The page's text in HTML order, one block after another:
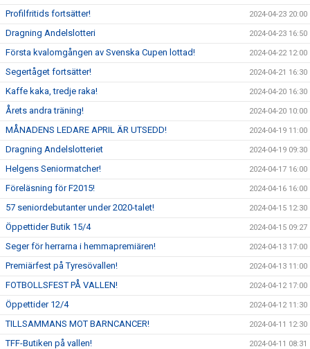
Profilfritids fortsätter! 2024-04-23 20:00
Dragning Andelslotteri 2024-04-23 16:50
Första kvalomgången av Svenska Cupen lottad! 2024-04-22 12:00
Segertåget fortsätter! 2024-04-21 16:30
Kaffe kaka, tredje raka! 2024-04-20 16:30
Årets andra träning! 2024-04-20 10:00
MÅNADENS LEDARE APRIL ÄR UTSEDD! 2024-04-19 11:00
Dragning Andelslotteriet 2024-04-19 09:30
Helgens Seniormatcher! 2024-04-17 16:00
Föreläsning för F2015! 2024-04-16 16:00
57 seniordebutanter under 2020-talet! 2024-04-15 12:30
Öppettider Butik 15/4 2024-04-15 09:27
Seger för herrarna i hemmapremiären! 2024-04-13 17:00
Premiärfest på Tyresövallen! 2024-04-13 11:00
FOTBOLLSFEST PÅ VALLEN! 2024-04-12 17:00
Öppettider 12/4 2024-04-12 11:30
TILLSAMMANS MOT BARNCANCER! 2024-04-11 12:30
TFF-Butiken på vallen! 2024-04-11 08:31